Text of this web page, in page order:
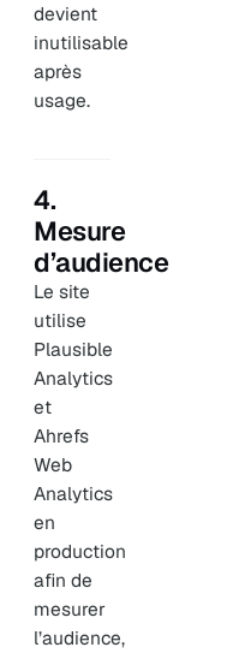
devient
inutilisable
après
usage.
4.
Mesure
d’audience
Le site
utilise
Plausible
Analytics
et
Ahrefs
Web
Analytics
en
production
afin de
mesurer
l’audience,